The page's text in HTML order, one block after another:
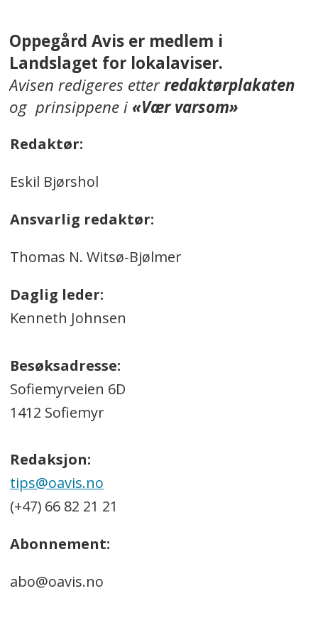
Oppegård Avis er medlem i
Landslaget for lokalaviser.
Avisen redigeres etterredaktørplakaten
og prinsippene i«Vær varsom»
Redaktør:
Eskil Bjørshol
Ansvarlig redaktør:
Thomas N. Witsø-Bjølmer
Daglig leder:
Kenneth Johnsen
Besøksadresse:
Sofiemyrveien 6D
1412 Sofiemyr
Redaksjon:
tips@oavis.no
(+47) 66 82 21 21
Abonnement:
abo@oavis.no